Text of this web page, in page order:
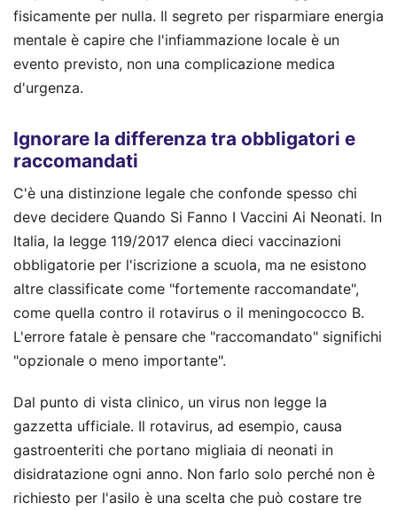
fisicamente per nulla. Il segreto per risparmiare energia
mentale è capire che l'infiammazione locale è un
evento previsto, non una complicazione medica
d'urgenza.
Ignorare la differenza tra obbligatori e
raccomandati
C'è una distinzione legale che confonde spesso chi
deve decidere Quando Si Fanno I Vaccini Ai Neonati. In
Italia, la legge 119/2017 elenca dieci vaccinazioni
obbligatorie per l'iscrizione a scuola, ma ne esistono
altre classificate come "fortemente raccomandate",
come quella contro il rotavirus o il meningococco B.
L'errore fatale è pensare che "raccomandato" significhi
"opzionale o meno importante".
Dal punto di vista clinico, un virus non legge la
gazzetta ufficiale. Il rotavirus, ad esempio, causa
gastroenteriti che portano migliaia di neonati in
disidratazione ogni anno. Non farlo solo perché non è
richiesto per l'asilo è una scelta che può costare tre